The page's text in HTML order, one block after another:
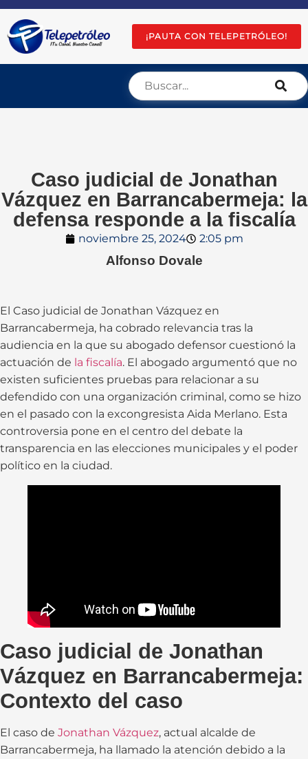
¡PAUTA CON TELEPETRÓLEO!
Caso judicial de Jonathan
Vázquez en Barrancabermeja: la
defensa responde a la fiscalía
noviembre 25, 2024 2:05 pm
Alfonso Dovale
El Caso judicial de Jonathan Vázquez en
Barrancabermeja, ha cobrado relevancia tras la
audiencia en la que su abogado defensor cuestionó la
actuación de la fiscalía. El abogado argumentó que no
existen suficientes pruebas para relacionar a su
defendido con una organización criminal, como se hizo
en el pasado con la excongresista Aida Merlano. Esta
controversia pone en el centro del debate la
transparencia en las elecciones municipales y el poder
político en la ciudad.
Caso judicial de Jonathan
Vázquez en Barrancabermeja:
Contexto del caso
El caso de Jonathan Vázquez, actual alcalde de
Barrancabermeja, ha llamado la atención debido a la